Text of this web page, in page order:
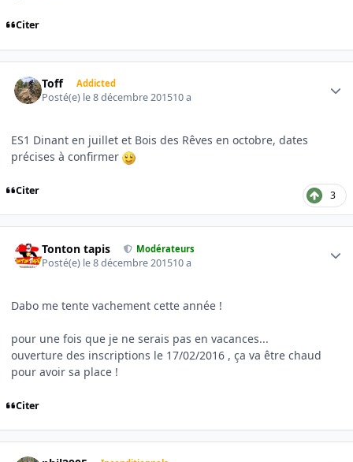
Citer
Toff Addicted
Posté(e) le 8 décembre 201510 a
ES1 Dinant en juillet et Bois des Rêves en octobre, dates
précises à confirmer
Citer 3
Tonton tapis Modérateurs
Posté(e) le 8 décembre 201510 a
Dabo me tente vachement cette année !
pour une fois que je ne serais pas en vacances...
ouverture des inscriptions le 17/02/2016 , ça va être chaud
pour avoir sa place !
Citer